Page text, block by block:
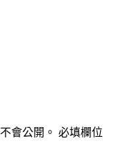
會公開。 必填欄位